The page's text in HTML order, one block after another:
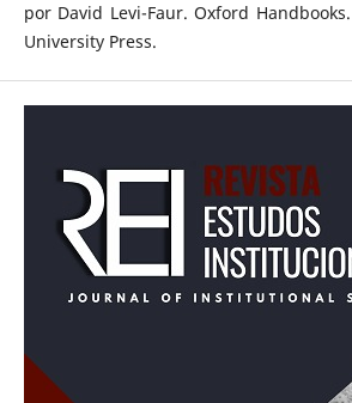
por David Levi-Faur. Oxford
University Press.